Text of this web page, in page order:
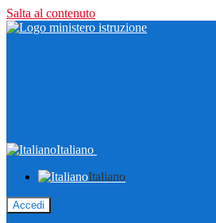
Salta al contenuto
Italiano
Italiano
Accedi